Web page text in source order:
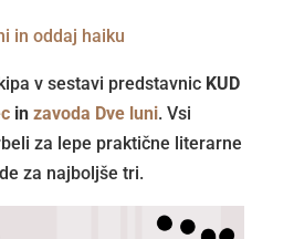
in oddaj haiku
v sestavi predstavnic KUD
in zavoda Dve luni. Vsi
za lepe praktične literarne
za najboljše tri.